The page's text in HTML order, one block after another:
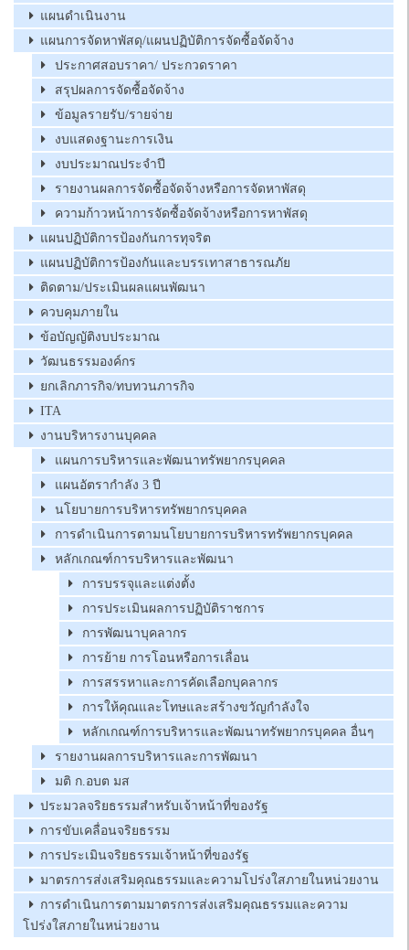
แผนดำเนินงาน
แผนการจัดหาพัสดุ/แผนปฏิบัติการจัดซื้อจัดจ้าง
ประกาศสอบราคา/ ประกวดราคา
สรุปผลการจัดซื้อจัดจ้าง
ข้อมูลรายรับ/รายจ่าย
งบแสดงฐานะการเงิน
งบประมาณประจำปี
รายงานผลการจัดซื้อจัดจ้างหรือการจัดหาพัสดุ
ความก้าวหน้าการจัดซื้อจัดจ้างหรือการหาพัสดุ
แผนปฏิบัติการป้องกันการทุจริต
แผนปฏิบัติการป้องกันและบรรเทาสาธารณภัย
ติดตาม/ประเมินผลแผนพัฒนา
ควบคุมภายใน
ข้อบัญญัติงบประมาณ
วัฒนธรรมองค์กร
ยกเลิกภารกิจ/ทบทวนภารกิจ
ITA
งานบริหารงานบุคคล
แผนการบริหารและพัฒนาทรัพยากรบุคคล
แผนอัตรากำลัง 3 ปี
นโยบายการบริหารทรัพยากรบุคคล
การดำเนินการตามนโยบายการบริหารทรัพยากรบุคคล
หลักเกณฑ์การบริหารและพัฒนา
การบรรจุและแต่งตั้ง
การประเมินผลการปฏิบัติราชการ
การพัฒนาบุคลากร
การย้าย การโอนหรือการเลื่อน
การสรรหาและการคัดเลือกบุคลากร
การให้คุณและโทษและสร้างขวัญกำลังใจ
หลักเกณฑ์การบริหารและพัฒนาทรัพยากรบุคคล อื่นๆ
รายงานผลการบริหารและการพัฒนา
มติ ก.อบต มส
ประมวลจริยธรรมสำหรับเจ้าหน้าที่ของรัฐ
การขับเคลื่อนจริยธรรม
การประเมินจริยธรรมเจ้าหน้าที่ของรัฐ
มาตรการส่งเสริมคุณธรรมและความโปร่งใสภายในหน่วยงาน
การดำเนินการตามมาตรการส่งเสริมคุณธรรมและความ
โปร่งใสภายในหน่วยงาน